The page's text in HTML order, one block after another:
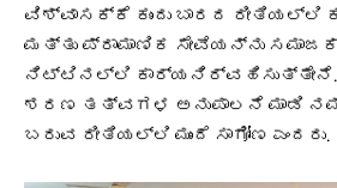
ವಿಶ್ವಾಸಕ್ಕೆ ಕುಂದು ಬಾರದ ರೀತಿಯಲ್ಲಿ
ಮತ್ತು ಪ್ರಾಮಾಣಿಕ ಸೇವೆಯನ್ನು
ನಿಟ್ಟಿನಲ್ಲಿ ಕಾರ್ಯನಿರ್ವಹಿಸುತ್ತೇನೆ.
ಶರಣ ತತ್ವಗಳ ಅನುಪಾಲನೆ ಮಾಡಿ
ಬರುವ ರೀತಿಯಲ್ಲಿ ಮುಂದೆ ಸಾಗೋಣ ಎಂದರು.